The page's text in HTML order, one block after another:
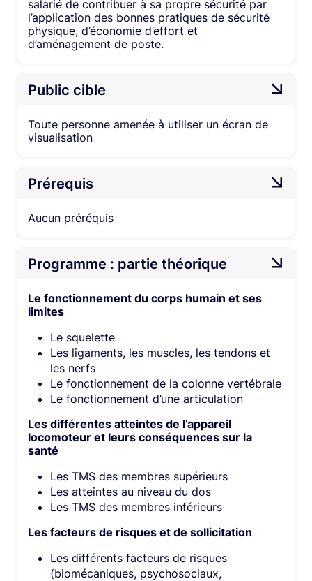
salarié de contribuer à sa propre sécurité par
l’application des bonnes pratiques de sécurité
physique, d’économie d’effort et
d’aménagement de poste.
Public cible
Toute personne amenée à utiliser un écran de
visualisation
Prérequis
Aucun préréquis
Programme : partie théorique
Le fonctionnement du corps humain et ses
limites
Le squelette
Les ligaments, les muscles, les tendons et
les nerfs
Le fonctionnement de la colonne vertébrale
Le fonctionnement d’une articulation
Les différentes atteintes de l’appareil
locomoteur et leurs conséquences sur la
santé
Les TMS des membres supérieurs
Les atteintes au niveau du dos
Les TMS des membres inférieurs
Les facteurs de risques et de sollicitation
Les différents facteurs de risques
(biomécaniques, psychosociaux,